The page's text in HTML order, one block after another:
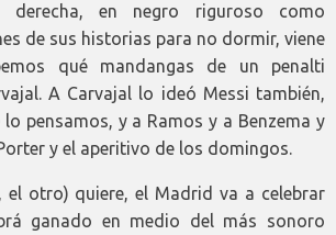
derecha, en negro riguroso como
de sus historias para no dormir, viene
qué mandangas de un penalti
A Carvajal lo ideó Messi también,
pensamos, y a Ramos y a Benzema y
y el aperitivo de los domingos.
el otro) quiere, el Madrid va a celebrar
ganado en medio del más sonoro